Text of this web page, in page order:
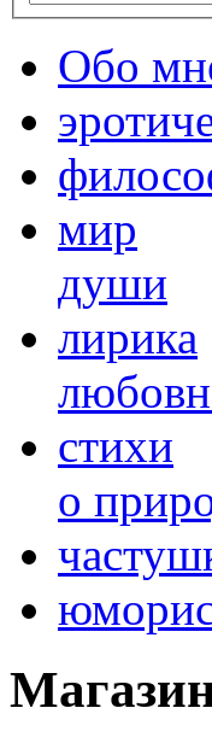
Обо
мир
души
лирика
cтихи
о